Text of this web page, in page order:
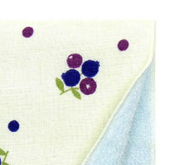
繼續購物